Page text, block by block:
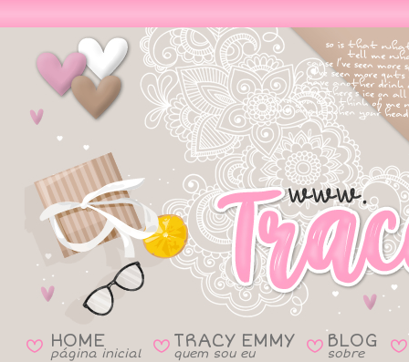
B HOME
página inicial B TRACY EMMY
quem sou eu B BLOG
sobre B